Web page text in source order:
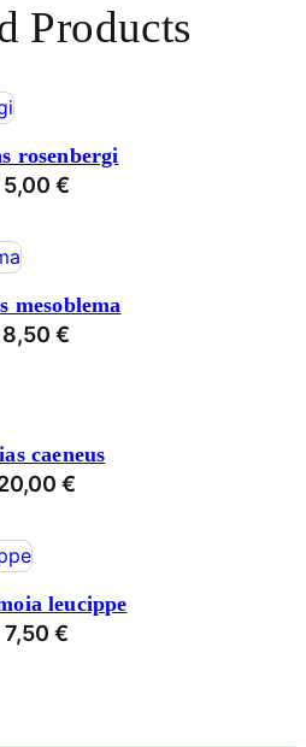
Products
rosenbergi
5,00 €
mesoblema
8,50 €
caeneus
€
leucippe
7,50 €